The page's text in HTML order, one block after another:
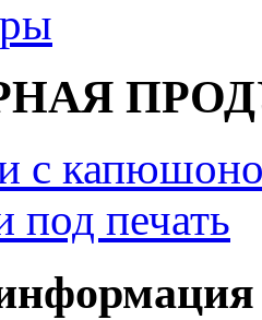
с
под печать